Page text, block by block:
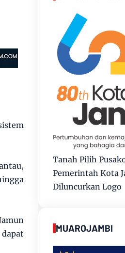
Tanah Pilih
Pemerintah Kota
Diluncurkan Logo
MUAROJAMBI